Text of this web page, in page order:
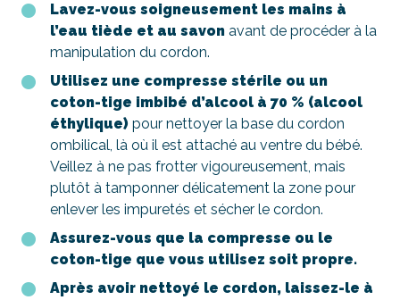
Lavez-vous soigneusement les mains à
l’eau tiède et au savon avant de procéder à la
manipulation du cordon.
Utilisez une compresse stérile ou un
coton-tige imbibé d’alcool à 70 % (alcool
éthylique) pour nettoyer la base du cordon
ombilical, là où il est attaché au ventre du bébé.
Veillez à ne pas frotter vigoureusement, mais
plutôt à tamponner délicatement la zone pour
enlever les impuretés et sécher le cordon.
Assurez-vous que la compresse ou le
coton-tige que vous utilisez soit propre.
Après avoir nettoyé le cordon, laissez-le à